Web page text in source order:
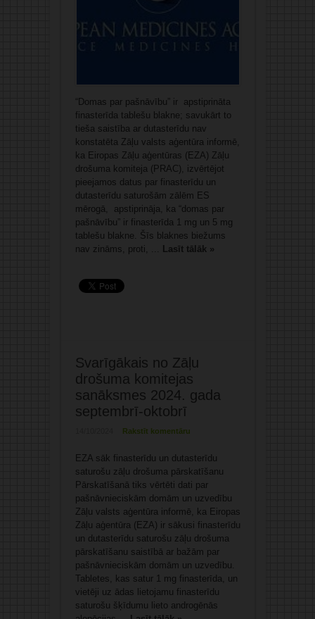
“Domas par pašnāvību” ir apstiprināta
finasterīda tablešu blakne; savukārt to
tieša saistība ar dutasterīdu nav
konstatēta Zāļu valsts aģentūra informē,
ka Eiropas Zāļu aģentūras (EZA) Zāļu
drošuma komiteja (PRAC), izvērtējot
pieejamos datus par finasterīdu un
dutasterīdu saturošām zālēm ES
mērogā, apstiprināja, ka “domas par
pašnāvību” ir finasterīda 1 mg un 5 mg
tablešu blakne. Šīs blaknes biežums
nav zināms, proti, ...
Lasīt tālāk »
Svarīgākais no Zāļu
drošuma komitejas
sanāksmes 2024. gada
septembrī-oktobrī
Rakstīt komentāru
EZA sāk finasterīdu un dutasterīdu
saturošu zāļu drošuma pārskatīšanu
Pārskatīšanā tiks vērtēti dati par
pašnāvnieciskām domām un uzvedību
Zāļu valsts aģentūra informē, ka Eiropas
Zāļu aģentūra (EZA) ir sākusi finasterīdu
un dutasterīdu saturošu zāļu drošuma
pārskatīšanu saistībā ar bažām par
pašnāvnieciskām domām un uzvedību.
Tabletes, kas satur 1 mg finasterīda, un
vietēji uz ādas lietojamu finasterīdu
saturošu šķīdumu lieto androgēnās